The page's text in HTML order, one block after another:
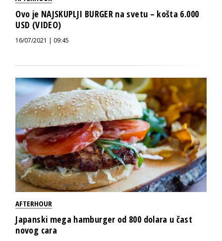
Ovo je NAJSKUPLJI BURGER na svetu – košta 6.000
USD (VIDEO)
16/07/2021 | 09:45
AFTERHOUR
Japanski mega hamburger od 800 dolara u čast
novog cara